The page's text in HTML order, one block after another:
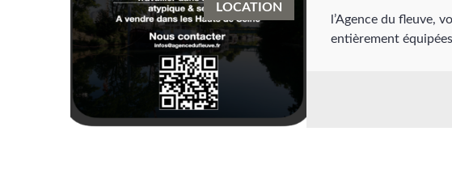
LOCATION
l’Agence du fleuve,
entièrement